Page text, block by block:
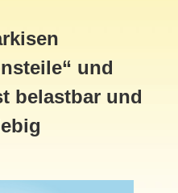
und
belastbar und